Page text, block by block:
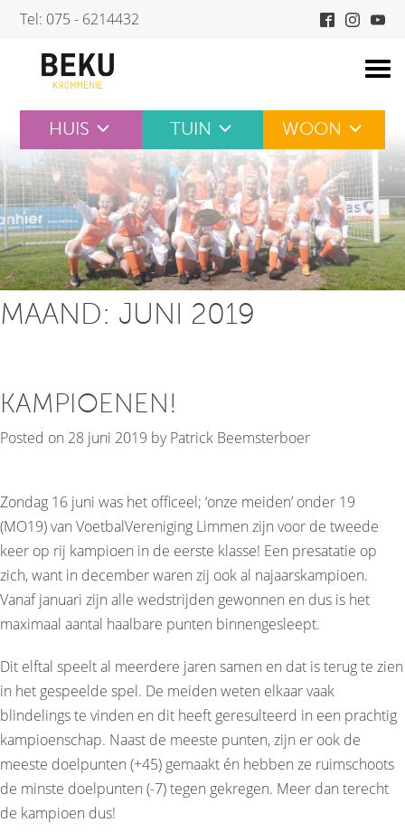
Skip
content
Tel: 075 - 6214432
HUIS TUIN WOON
MAAND: JUNI 2019
KAMPIOENEN!
Posted on 28 juni 2019 byPatrick Beemsterboer
Zondag 16 juni was het officeel; ‘onze meiden’ onder 19
(MO19) van VoetbalVereniging Limmen zijn voor de tweede
keer op rij kampioen in de eerste klasse! Een presatatie op
zich, want in december waren zij ook al najaarskampioen.
Vanaf januari zijn alle wedstrijden gewonnen en dus is het
maximaal aantal haalbare punten binnengesleept.
Dit elftal speelt al meerdere jaren samen en dat is terug te zien
in het gespeelde spel. De meiden weten elkaar vaak
blindelings te vinden en dit heeft geresulteerd in een prachtig
kampioenschap. Naast de meeste punten, zijn er ook de
meeste doelpunten (+45) gemaakt én hebben ze ruimschoots
de minste doelpunten (-7) tegen gekregen. Meer dan terecht
de kampioen dus!